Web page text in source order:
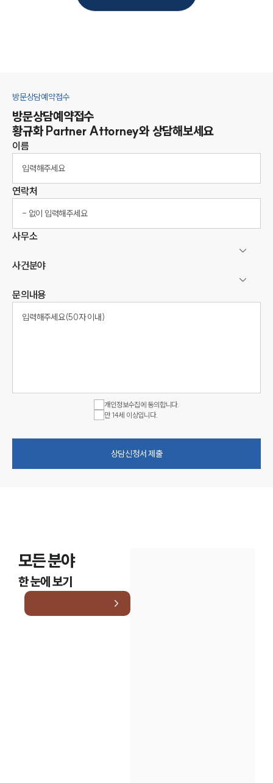
방문상담예약접수
방문상담예약접수
황규화 Partner Attorney와 상담해보세요
이름
연락처
사무소
사건분야
문의내용
개인정보수집에 동의합니다.
만 14세 이상입니다.
상담신청서 제출
모든 분야
한 눈에 보기